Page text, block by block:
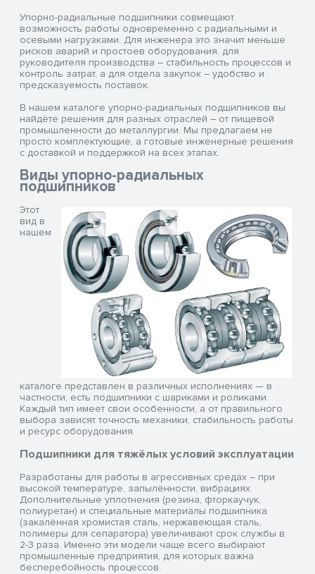
Упорно-радиальные подшипники совмещают
возможность работы одновременно с радиальными и
осевыми нагрузками. Для инженера это значит меньше
рисков аварий и простоев оборудования, для
руководителя производства – стабильность процессов и
контроль затрат, а для отдела закупок – удобство и
предсказуемость поставок.
В нашем каталоге упорно-радиальных подшипников вы
найдёте решения для разных отраслей – от пищевой
промышленности до металлургии. Мы предлагаем не
просто комплектующие, а готовые инженерные решения
с доставкой и поддержкой на всех этапах.
Виды упорно-радиальных
подшипников
Этот
вид в
нашем
каталоге представлен в различных исполнениях — в
частности, есть подшипники с шариками и роликами.
Каждый тип имеет свои особенности, а от правильного
выбора зависят точность механики, стабильность работы
и ресурс оборудования.
Подшипники для тяжёлых условий эксплуатации
Разработаны для работы в агрессивных средах – при
высокой температуре, запылённости, вибрациях.
Дополнительные уплотнения (резина, фторкаучук,
полиуретан) и специальные материалы подшипника
(закалённая хромистая сталь, нержавеющая сталь,
полимеры для сепаратора) увеличивают срок службы в
2-3 раза. Именно эти модели чаще всего выбирают
промышленные предприятия, для которых важна
бесперебойность процессов.